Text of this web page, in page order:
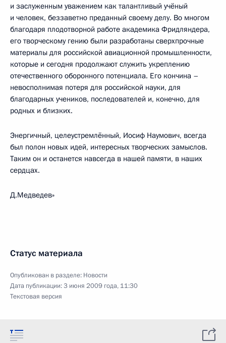
и заслуженным уважением как талантливый учёный
и человек, беззаветно преданный своему делу. Во многом
благодаря плодотворной работе академика Фридляндера,
его творческому гению были разработаны сверхпрочные
материалы для российской авиационной промышленности,
которые и сегодня продолжают служить укреплению
отечественного оборонного потенциала. Его кончина –
невосполнимая потеря для российской науки, для
благодарных учеников, последователей и, конечно, для
родных и близких.
Энергичный, целеустремлённый, Иосиф Наумович, всегда
был полон новых идей, интересных творческих замыслов.
Таким он и останется навсегда в нашей памяти, в наших
сердцах.
Д.Медведев»
Статус материала
Опубликован в разделе: Новости
Дата публикации:3 июня 2009 года, 11:30
Текстовая версия